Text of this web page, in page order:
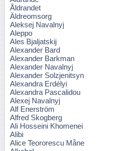
Åldrandet
Äldreomsorg
Aleksej Navalnyj
Aleppo
Ales Bjaljatskij
Alexander Bard
Alexander Barkman
Alexander Navalnyj
Alexander Solzjenitsyn
Alexandra Erdélyi
Alexandra Pascalidou
Alexej Navalnyj
Alf Enerström
Alfred Skogberg
Ali Hosseini Khomenei
Alibi
Alice Teororescu Måne